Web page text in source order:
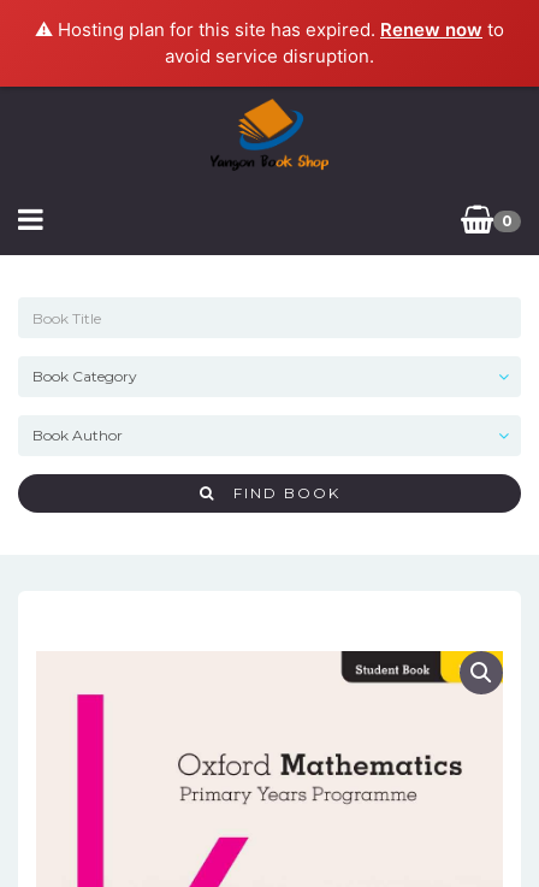
⚠️ Hosting plan for this site has expired. Renew now to
avoid service disruption.
0
FIND BOOK